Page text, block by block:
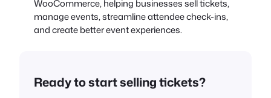
WooCommerce, helping businesses sell tickets,
manage events, streamline attendee check-ins,
and create better event experiences.
Ready to start selling tickets?